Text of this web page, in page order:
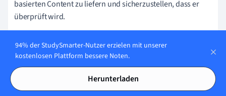
basierten Content zu liefern und sicherzustellen, dass er
überprüft wird.
Lily Hulatt
Digital Content Specialist
94% der StudySmarter-Nutzer erzielen mit unserer
kostenlosen Plattform bessere Noten.
Herunterladen